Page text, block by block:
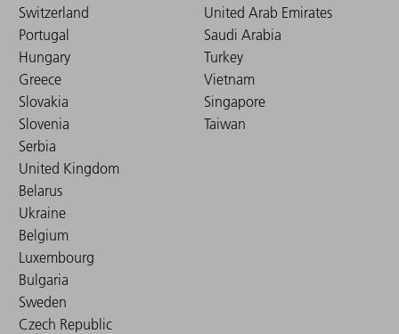
Switzerland
Portugal
Hungary
Greece
Slovakia
Slovenia
Serbia
United Kingdom
Belarus
Ukraine
Belgium
Luxembourg
Bulgaria
Sweden
Czech Republic
United Arab Emirates
Saudi Arabia
Turkey
Vietnam
Singapore
Taiwan